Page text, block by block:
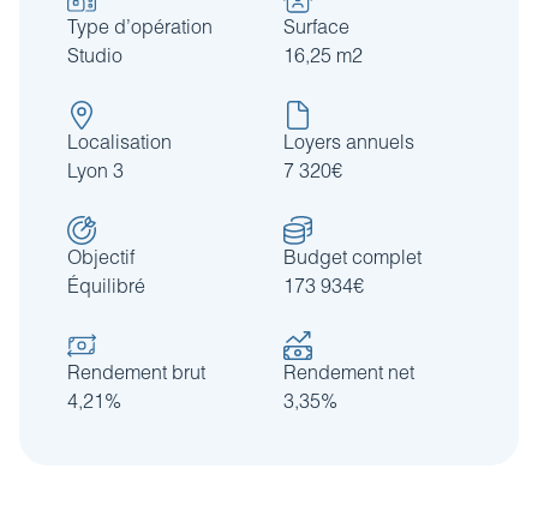
Type d’opération
Studio
Surface
16,25 m2
Localisation
Lyon 3
Loyers annuels
7 320€
Objectif
Équilibré
Budget complet
173 934€
Rendement brut
4,21%
Rendement net
3,35%